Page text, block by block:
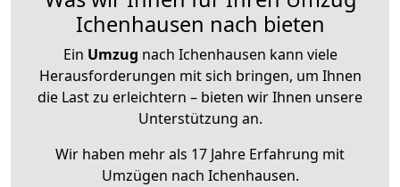
Ichenhausen nach bieten
Ein Umzug nach Ichenhausen kann viele
Herausforderungen mit sich bringen, um Ihnen
die Last zu erleichtern – bieten wir Ihnen unsere
Unterstützung an.
Wir haben mehr als 17 Jahre Erfahrung mit
Umzügen nach Ichenhausen.